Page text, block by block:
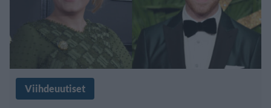
Viihdeuutiset